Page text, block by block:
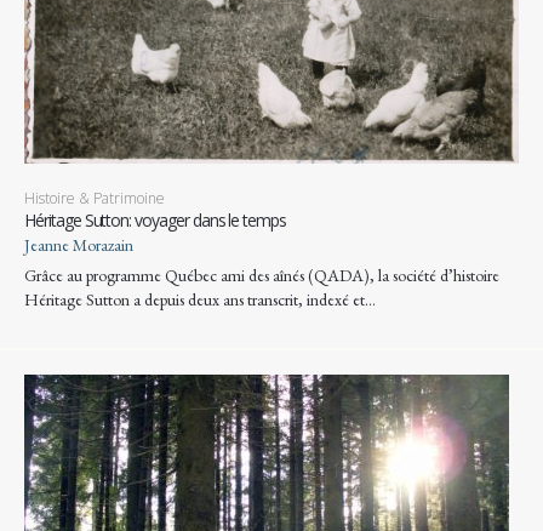
Histoire & Patrimoine
Héritage Sutton: voyager dans le temps
Jeanne Morazain
Grâce au programme Québec ami des aînés (QADA), la société d’histoire
Héritage Sutton a depuis deux ans transcrit, indexé et…